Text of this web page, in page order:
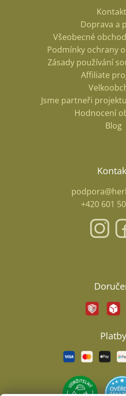
Doprava a
Všeobecné
Podmínky ochrany
Zásady používání
Affiliate
Jsme partneři
Hodnocení
Blog
+420 601
Platby